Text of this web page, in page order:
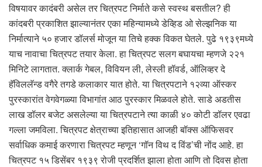
विषयावर कादंबरी असेल तर चित्रपट निर्माते कसे स्वस्थ बसतील? ही
कांदबरी प्रकाशित झाल्यानंतर एका महिन्यामध्ये डेव्हिड ओ सेल्झनिक या
निर्मात्याने ५० हजार डॉलर्स मोजून या तिचे हक्क विकत घेतले. पुढे १९३९मध्ये
याच नावाचा चित्रपट तयार केला. हा चित्रपट सलग बघायचा म्हणजे २२१
मिनिटे लागतात. क्लार्क गेबल, विवियन ली, लेस्ली हॉवर्ड, ऑलिव्हर दे
हॅविललॅन्ड वगैरे तगडे कलाकार यात होते. या चित्रपटाने १२व्या ऑस्कर
पुरस्कारांत वेगवेगळ्या विभागांत आठ पुरस्कार मिळवले होते. साडे अडतीस
लाख डॉलर बजेट असलेल्या या चित्रपटाने त्या काळी ४० कोटी डॉलर एवढा
गल्ला जमविला. चित्रपट क्षेत्राच्या इतिहासात आजही बॉक्स ऑफिसवर
सर्वाधिक कमाई करणारा चित्रपट म्हणून ‘गॉन विथ द विंड’ची नोंद आहे. हा
चित्रपट १५ डिसेंबर १९३९ रोजी प्रदर्शित झाला होता आणि तो दिवस होता